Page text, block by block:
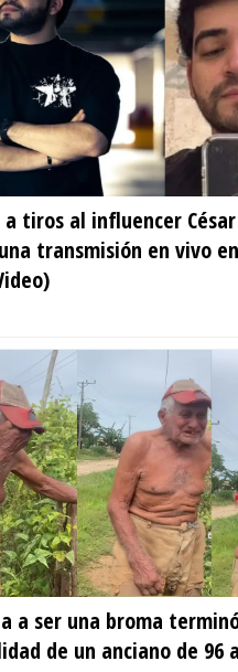
a tiros al influencer
transmisión en vivo en
a ser una broma
de un anciano de 96